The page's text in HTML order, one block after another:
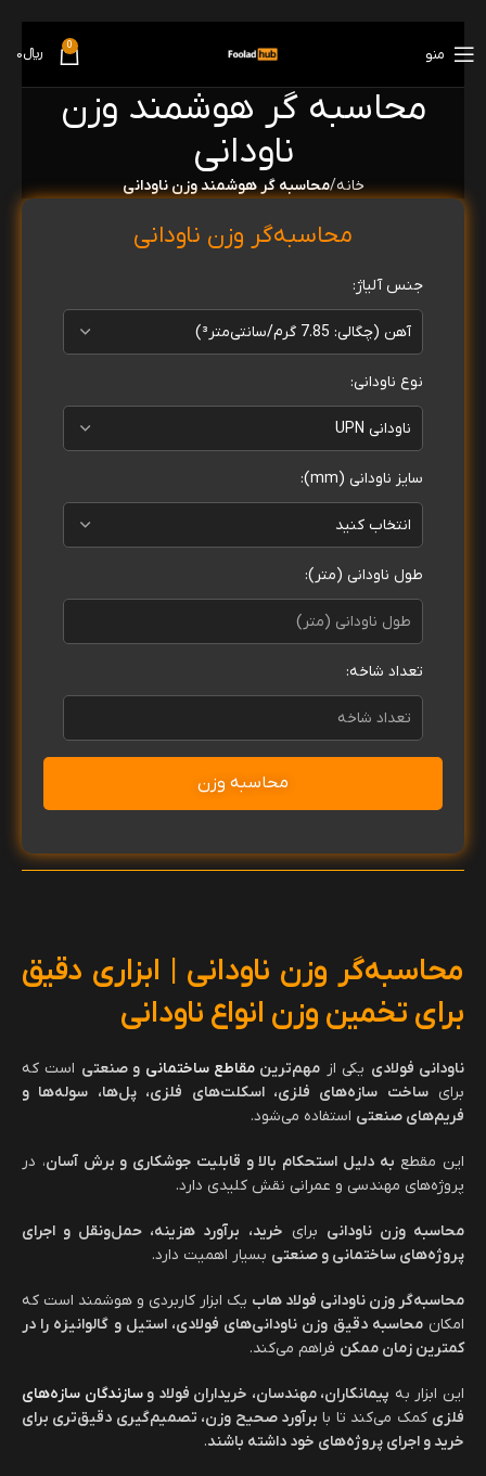
منو 0 ﷼0
محاسبه گر هوشمند وزن
ناودانی
خانه محاسبه گر هوشمند وزن ناودانی
محاسبه‌گر وزن ناودانی
جنس آلیاژ:
نوع ناودانی:
سایز ناودانی (mm):
طول ناودانی (متر):
تعداد شاخه:
محاسبه وزن
محاسبه‌گر وزن ناودانی | ابزاری دقیق
برای تخمین وزن انواع ناودانی
ناودانی فولادی یکی از مهم‌ترین مقاطع ساختمانی و صنعتی است که
برایساخت سازه‌های فلزی، اسکلت‌های فلزی، پل‌ها، سوله‌ها و
فریم‌های صنعتی استفاده می‌شود.
این مقطع به دلیل استحکام بالا و قابلیت جوشکاری و برش آسان، در
پروژه‌های مهندسی و عمرانی نقش کلیدی دارد.
محاسبه وزن ناودانی برای خرید، برآورد هزینه، حمل‌ونقل و اجرای
پروژه‌های ساختمانی و صنعتی بسیار اهمیت دارد.
محاسبه‌گر وزن ناودانی فولاد هاب یک ابزار کاربردی و هوشمند است که
امکانمحاسبه دقیق وزن ناودانی‌های فولادی، استیل و گالوانیزه را در
کمترین زمان ممکن فراهم می‌کند.
این ابزار به پیمانکاران، مهندسان، خریداران فولاد وسازندگان سازه‌های
فلزی کمک می‌کند تا با برآورد صحیح وزن، تصمیم‌گیری دقیق‌تری برای
خرید و اجرای پروژه‌های خود داشته باشند.